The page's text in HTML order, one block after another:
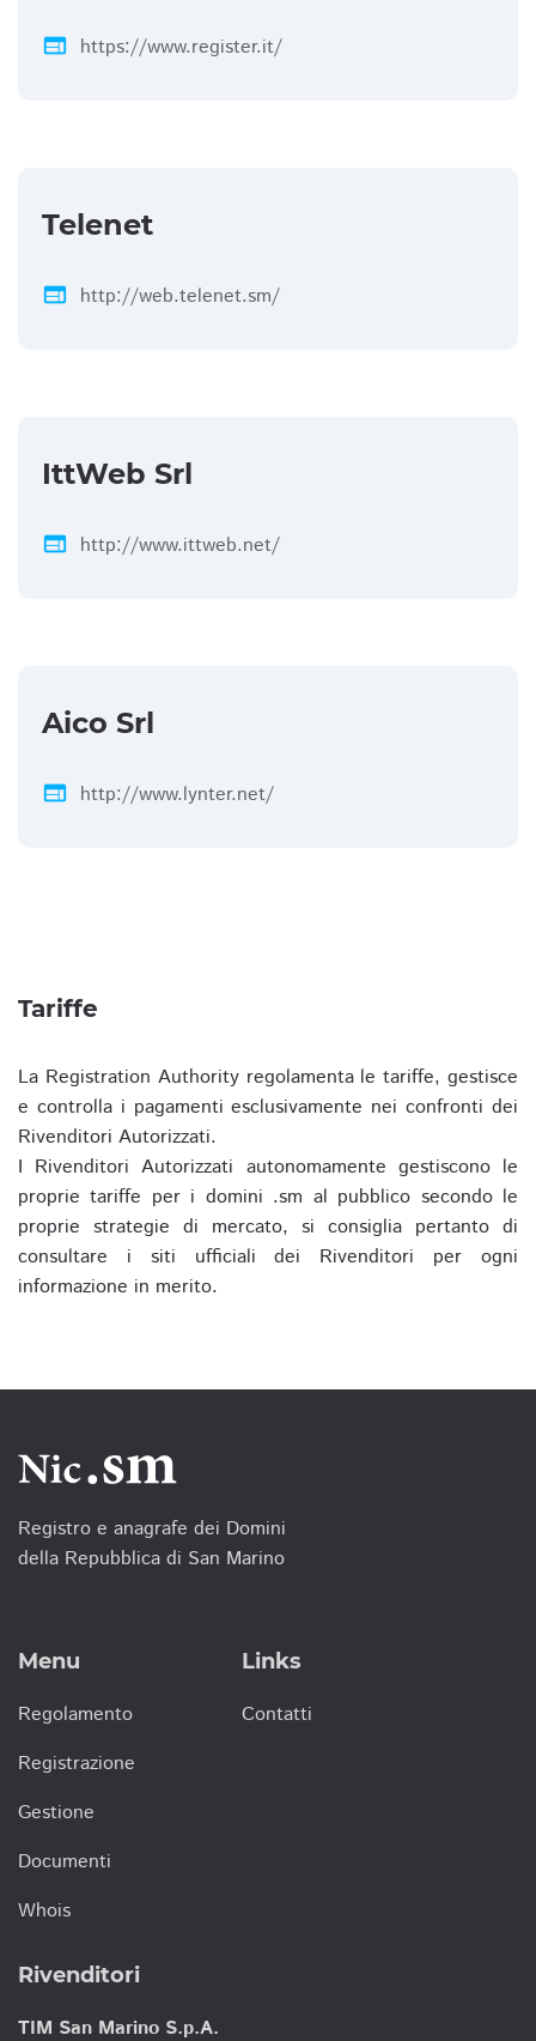
web https://www.register.it/
Telenet
web http://web.telenet.sm/
IttWeb Srl
web http://www.ittweb.net/
Aico Srl
web http://www.lynter.net/
Tariffe
La Registration Authority regolamenta le tariffe, gestisce
e controlla i pagamenti esclusivamente nei confronti dei
Rivenditori Autorizzati.
I Rivenditori Autorizzati autonomamente gestiscono le
proprie tariffe per i domini .sm al pubblico secondo le
proprie strategie di mercato, si consiglia pertanto di
consultare i siti ufficiali dei Rivenditori per ogni
informazione in merito.
Registro e anagrafe dei Domini
della Repubblica di San Marino
Menu
Regolamento
Registrazione
Gestione
Documenti
Whois
Links
Contatti
Rivenditori
TIM San Marino S.p.A.